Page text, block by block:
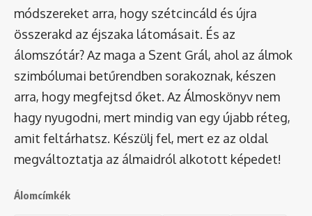
módszereket arra, hogy szétcincáld és újra
összerakd az éjszaka látomásait. És az
álomszótár? Az maga a Szent Grál, ahol az álmok
szimbólumai betűrendben sorakoznak, készen
arra, hogy megfejtsd őket. Az Álmoskönyv nem
hagy nyugodni, mert mindig van egy újabb réteg,
amit feltárhatsz. Készülj fel, mert ez az oldal
megváltoztatja az álmaidról alkotott képedet!
Álomcímkék